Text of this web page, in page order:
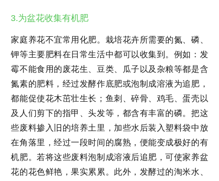
3.为盆花收集有机肥
家庭养花不宜常用化肥。栽培花卉所需要的氮、磷、
钾等主要肥料在日常生活中都可以收集到。例如：发
霉不能食用的废花生、豆类、瓜子以及杂粮等都是含
氮素的肥料，经过发酵作底肥或泡制成溶液为追肥，
都能促使花木茁壮生长；鱼刺、碎骨、鸡毛、蛋壳以
及人们剪下的指甲、头发等，都含有丰富的磷。把这
些废料掺入旧的培养土里，加些水后装入塑料袋中放
在角落里，经过一段时间的腐熟，便能变成极好的有
机肥。若将这些废料泡制成溶液后追肥，可使家养盆
花的花色鲜艳，果实累累。此外，发酵过的淘米水、